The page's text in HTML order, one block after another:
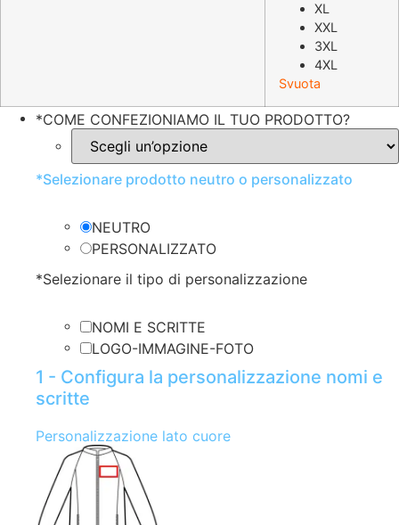
XL
XXL
3XL
4XL
Svuota
*COME CONFEZIONIAMO IL TUO PRODOTTO?
*Selezionare prodotto neutro o personalizzato
NEUTRO
PERSONALIZZATO
*Selezionare il tipo di personalizzazione
NOMI E SCRITTE
LOGO-IMMAGINE-FOTO
1 - Configura la personalizzazione nomi e
scritte
Personalizzazione lato cuore